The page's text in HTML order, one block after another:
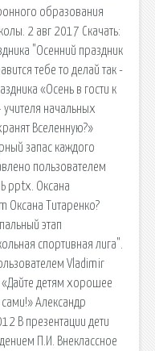
образования
2 авг 2017 Cкачать:
"Осенний праздник
тебе то делай так -
«Осень в гости к
начальных
Вселенную?»
запас каждого
пользователем
pptx. Оксана
Оксана Титаренко?
этап
спортивная лига".
Vladimir
детям хорошее
Александр
В презентации дети
П.И. Внеклассное